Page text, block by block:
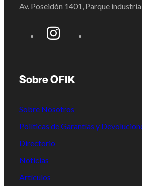
Av. Poseidón 1401, Parque
Sobre OFIK
Sobre Nosotros
Políticas de Garantías y
Directorio
Noticias
Artículos